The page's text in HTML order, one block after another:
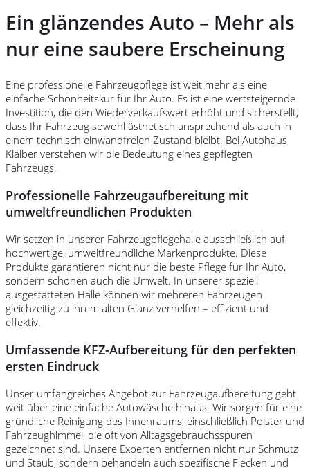
Ein glänzendes Auto – Mehr als
nur eine saubere Erscheinung
Eine professionelle Fahrzeugpflege ist weit mehr als eine
einfache Schönheitskur für Ihr Auto. Es ist eine wertsteigernde
Investition, die den Wiederverkaufswert erhöht und sicherstellt,
dass Ihr Fahrzeug sowohl ästhetisch ansprechend als auch in
einem technisch einwandfreien Zustand bleibt. Bei Autohaus
Klaiber verstehen wir die Bedeutung eines gepflegten
Fahrzeugs.
Professionelle Fahrzeugaufbereitung mit
umweltfreundlichen Produkten
Wir setzen in unserer Fahrzeugpflegehalle ausschließlich auf
hochwertige, umweltfreundliche Markenprodukte. Diese
Produkte garantieren nicht nur die beste Pflege für Ihr Auto,
sondern schonen auch die Umwelt. In unserer speziell
ausgestatteten Halle können wir mehreren Fahrzeugen
gleichzeitig zu ihrem alten Glanz verhelfen – effizient und
effektiv.
Umfassende KFZ-Aufbereitung für den perfekten
ersten Eindruck
Unser umfangreiches Angebot zur Fahrzeugaufbereitung geht
weit über eine einfache Autowäsche hinaus. Wir sorgen für eine
gründliche Reinigung des Innenraums, einschließlich Polster und
Fahrzeughimmel, die oft von Alltagsgebrauchsspuren
gezeichnet sind. Unsere Experten entfernen nicht nur Schmutz
und Staub, sondern behandeln auch spezifische Flecken und